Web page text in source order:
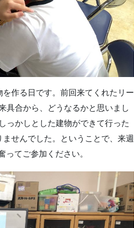
作る日です。前回来てくれたリー
具合から、どうなるかと思いまし
っかしとした建物ができて行った
せんでした。ということで、来週
てご参加ください。